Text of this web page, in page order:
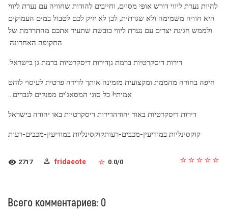
להיות נערת ליווי דורש אופי מסוים, וחייבים להודות שחוויה עם נערת ליווי
היא חוויה משמימה ולא שגרתית, לכן לא יזיק לכם לטבול במים העמוקים
ולממש חגיגת יצרים עם נערת ליווי כובשת שתעיר אתכם מהתרדמת של
התקופה האחרונה.
דירות דיסקרטיות ברמת גןדירות דיסקרטיות ברמת גן בישראל.
חיפה בחורה מהממת ומקצועית מזמינה אותך לדירה פרטית לעיסוי לוהט
אמיתי! כל סוגי המסאג'ים מפנקים לגברים...
דירות דיסקרטיות באור יהודהדירות דיסקרטיות באו יהודה בישראל
קוקסינליות במודיעין-מכבים-רעותקוקסינליות במודיעין-מכבים-רעות
2717 fridaeote 0.0/0
Всего комментариев: 0